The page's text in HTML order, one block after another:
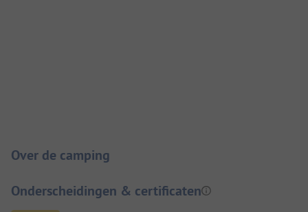
Over de camping
Onderscheidingen & certificaten